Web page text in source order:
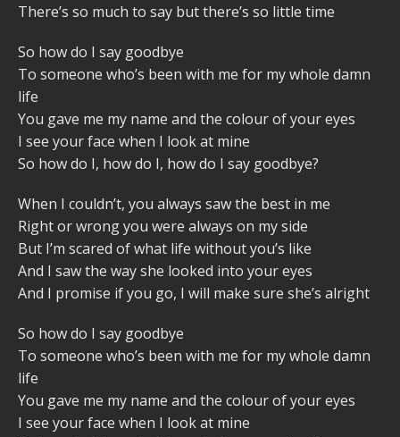
There’s so much to say but there’s so little time
So how do I say goodbye
To someone who’s been with me for my whole damn
life
You gave me my name and the colour of your eyes
I see your face when I look at mine
So how do I, how do I, how do I say goodbye?
When I couldn’t, you always saw the best in me
Right or wrong you were always on my side
But I’m scared of what life without you’s like
And I saw the way she looked into your eyes
And I promise if you go, I will make sure she’s alright
So how do I say goodbye
To someone who’s been with me for my whole damn
life
You gave me my name and the colour of your eyes
I see your face when I look at mine